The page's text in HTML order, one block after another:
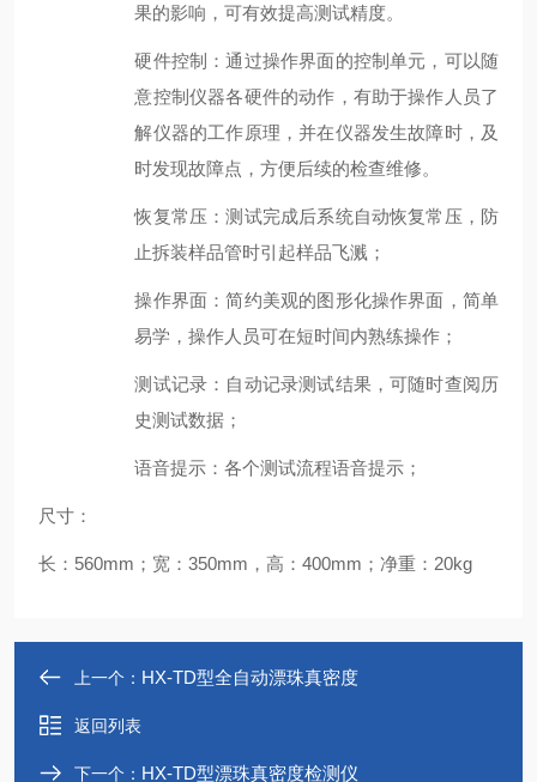
果的影响，可有效提高测试精度。
硬件控制：通过操作界面的控制单元，可以随
意控制仪器各硬件的动作，有助于操作人员了
解仪器的工作原理，并在仪器发生故障时，及
时发现故障点，方便后续的检查维修。
恢复常压：测试完成后系统自动恢复常压，防
止拆装样品管时引起样品飞溅；
操作界面：简约美观的图形化操作界面， 简单
易学，操作人员可在短时间内熟练操作 ；
测试记录 ：自动记录测试结果，可随时查阅历
史测试数据；
语音提示 ：各个测试流程语音提示；
尺寸：
长：560mm；宽：350mm，高：400mm；净重：20kg
上一个： HX-TD型全自动漂珠真密度
返回列表
下一个： HX-TD型漂珠真密度检测仪